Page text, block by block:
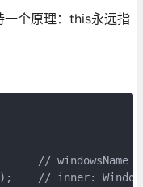
个原理：this永远指
// windowsName
// inner: Window